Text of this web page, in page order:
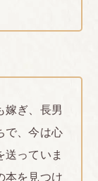
ぎ、長男
で、今は心
っていま
本を見つけ